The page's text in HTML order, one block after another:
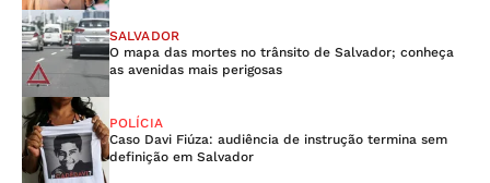
SALVADOR
O mapa das mortes no trânsito de Salvador; conheça
as avenidas mais perigosas
POLÍCIA
Caso Davi Fiúza: audiência de instrução termina sem
definição em Salvador